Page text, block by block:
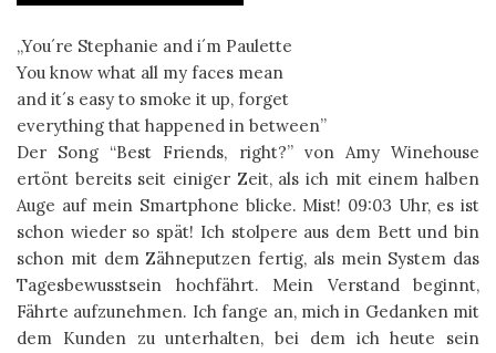
„You´re Stephanie and i´m Paulette
You know what all my faces mean
and it´s easy to smoke it up, forget
everything that happened in between”
Der Song “Best Friends, right?” von Amy Winehouse
ertönt bereits seit einiger Zeit, als ich mit einem halben
Auge auf mein Smartphone blicke. Mist! 09:03 Uhr, es ist
schon wieder so spät! Ich stolpere aus dem Bett und bin
schon mit dem Zähneputzen fertig, als mein System das
Tagesbewusstsein hochfährt. Mein Verstand beginnt,
Fährte aufzunehmen. Ich fange an, mich in Gedanken mit
dem Kunden zu unterhalten, bei dem ich heute sein